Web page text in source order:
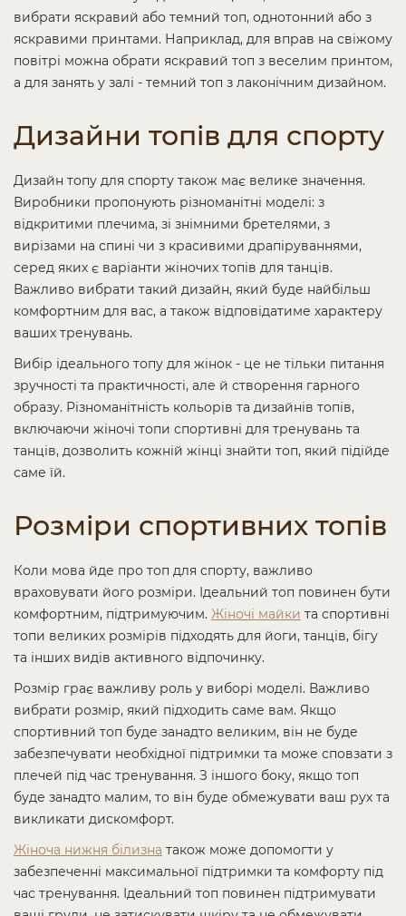
вибрати яскравий або темний топ, однотонний або з
яскравими принтами. Наприклад, для вправ на свіжому
повітрі можна обрати яскравий топ з веселим принтом,
а для занять у залі - темний топ з лаконічним дизайном.
Дизайни топів для спорту
Дизайн топу для спорту також має велике значення.
Виробники пропонують різноманітні моделі: з
відкритими плечима, зі знімними бретелями, з
вирізами на спині чи з красивими драпіруваннями,
серед яких є варіанти жіночих топів для танців.
Важливо вибрати такий дизайн, який буде найбільш
комфортним для вас, а також відповідатиме характеру
ваших тренувань.
Вибір ідеального топу для жінок - це не тільки питання
зручності та практичності, але й створення гарного
образу. Різноманітність кольорів та дизайнів топів,
включаючи жіночі топи спортивні для тренувань та
танців, дозволить кожній жінці знайти топ, який підійде
саме їй.
Розміри спортивних топів
Коли мова йде про топ для спорту, важливо
враховувати його розміри. Ідеальний топ повинен бути
комфортним, підтримуючим. Жіночі майки та спортивні
топи великих розмірів підходять для йоги, танців, бігу
та інших видів активного відпочинку.
Розмір грає важливу роль у виборі моделі. Важливо
вибрати розмір, який підходить саме вам. Якщо
спортивний топ буде занадто великим, він не буде
забезпечувати необхідної підтримки та може сповзати з
плечей під час тренування. З іншого боку, якщо топ
буде занадто малим, то він буде обмежувати ваш рух та
викликати дискомфорт.
Жіноча нижня білизна також може допомогти у
забезпеченні максимальної підтримки та комфорту під
час тренування. Ідеальний топ повинен підтримувати